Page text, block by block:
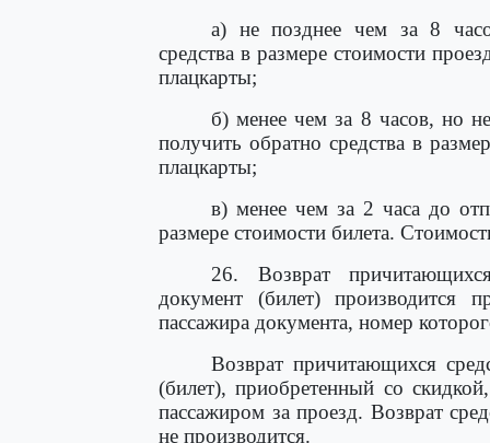
а) не позднее чем за 8
средства в размере стоимости
плацкарты;
б) менее чем за 8 часов, но
получить обратно средства в
плацкарты;
в) менее чем за 2 часа до
размере стоимости билета.
26. Возврат
документ (билет) производится
пассажира документа, номер
Возврат причитающихся
(билет), приобретенный со
пассажиром за проезд. Возврат
не производится.